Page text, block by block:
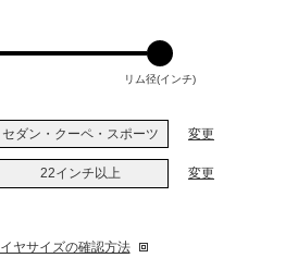
リム径(インチ)
セダン・クーペ・スポーツ 変更
22インチ以上 変更
ヤサイズの確認方法